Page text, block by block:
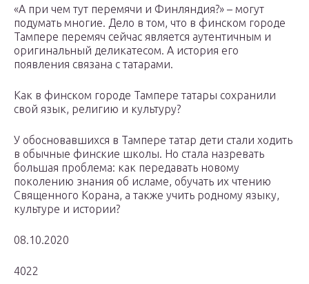
«А при чем тут перемячи и Финляндия?» – могут
подумать многие. Дело в том, что в финском городе
Тампере перемяч сейчас является аутентичным и
оригинальный деликатесом. А история его
появления связана с татарами.
Как в финском городе Тампере татары сохранили
свой язык, религию и культуру?
У обосновавшихся в Тампере татар дети стали ходить
в обычные финские школы. Но стала назревать
большая проблема: как передавать новому
поколению знания об исламе, обучать их чтению
Священного Корана, а также учить родному языку,
культуре и истории?
08.10.2020
4022